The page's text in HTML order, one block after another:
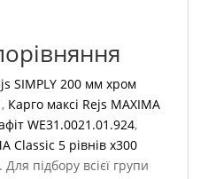
SIMPLY 200 мм хром
, Карго максі Rejs MAXIMA
WE31.0021.01.924,
Classic 5 рівнів x300
. Для підбору всієї групи